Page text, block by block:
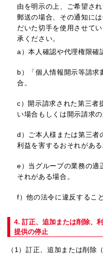
由を明示の上、ご希望さ
郵送の場合、その通知に
だいた切手を使用させて
承ください。
a）本人確認や代理権限確
b）
「個人情報開示等請
合。
c） 開示請求された第三者
い場合もしくは開示請求
d）
ご本人様または第三者
利益を害するおそれがある
e） 当グループの業務の適
それがある場合。
f）他の法令に違反するこ
4. 訂正、追加または削除、
提供の停止
（1）訂正、追加または削除